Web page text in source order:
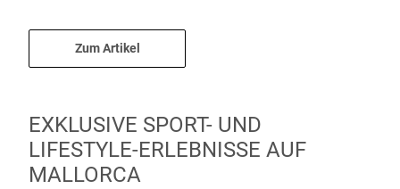
Zum Artikel
EXKLUSIVE SPORT- UND
LIFESTYLE-ERLEBNISSE AUF
MALLORCA